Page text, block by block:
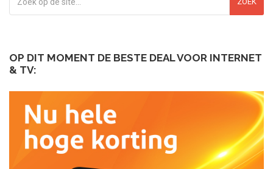
OP DIT MOMENT DE BESTE DEAL VOOR INTERNET
& TV: